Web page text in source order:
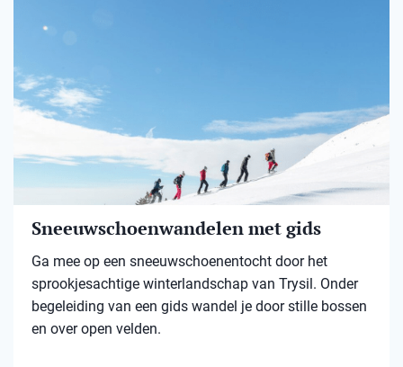
Sneeuwschoenwandelen met gids
Ga mee op een sneeuwschoenentocht door het
sprookjesachtige winterlandschap van Trysil. Onder
begeleiding van een gids wandel je door stille bossen
en over open velden.